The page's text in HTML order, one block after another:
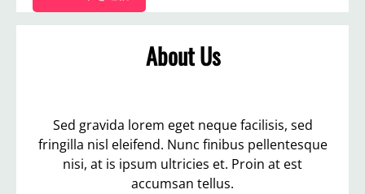
About Us
Sed gravida lorem eget neque facilisis, sed
fringilla nisl eleifend. Nunc finibus pellentesque
nisi, at is ipsum ultricies et. Proin at est
accumsan tellus.